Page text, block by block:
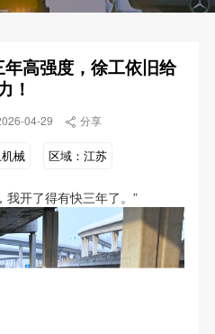
高强度，徐工依旧给
！
04-29  分享
械 区域： 江苏
我开了得有快三年了。”